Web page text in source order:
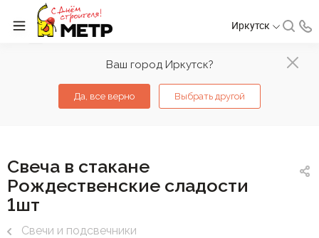
Ваш город Иркутск?
Да, все верно Выбрать другой
Иркутск
Свеча в стакане
Рождественские сладости
1шт
Свечи и подсвечники